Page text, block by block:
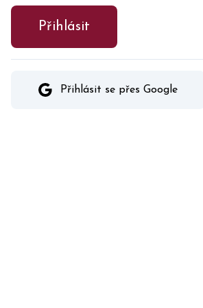
Přihlásit
Přihlásit se přes Google